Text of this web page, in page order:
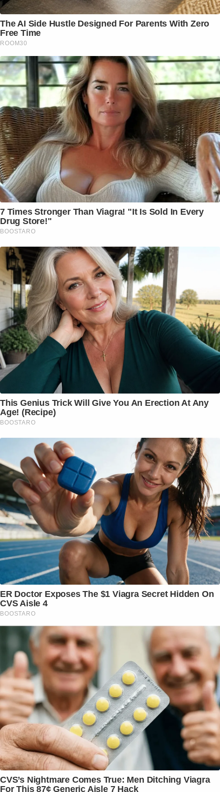
The AI Side Hustle Designed For Parents With Zero
Free Time
ROOM30
7 Times Stronger Than Viagra! "It Is Sold In Every
Drug Store!"
BOOSTARO
This Genius Trick Will Give You An Erection At Any
Age! (Recipe)
BOOSTARO
ER Doctor Exposes The $1 Viagra Secret Hidden On
CVS Aisle 4
BOOSTARO
CVS’s Nightmare Comes True: Men Ditching Viagra
For This 87¢ Generic Aisle 7 Hack